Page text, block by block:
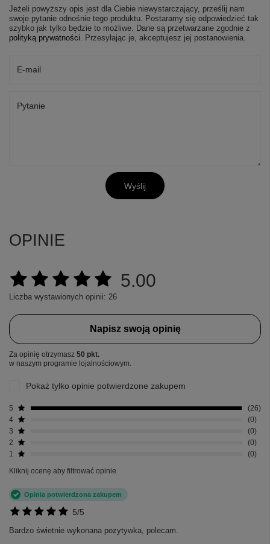
Jeżeli powyższy opis jest dla Ciebie niewystarczający, prześlij nam
swoje pytanie odnośnie tego produktu. Postaramy się odpowiedzieć tak
szybko jak tylko będzie to możliwe. Dane są przetwarzane zgodnie z
polityką prywatności. Przesyłając je, akceptujesz jej postanowienia.
E-mail
Pytanie
Wyślij
OPINIE
5.00
Liczba wystawionych opinii: 26
Napisz swoją opinię
Za opinię otrzymasz 50 pkt.
w naszym programie lojalnościowym.
Pokaż tylko opinie potwierdzone zakupem
5
26
4
0
3
0
2
0
1
0
Kliknij ocenę aby filtrować opinie
5/5
Opinia potwierdzona zakupem
Bardzo świetnie wykonana pozytywka, polecam.